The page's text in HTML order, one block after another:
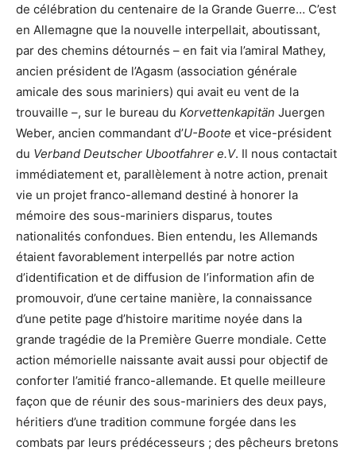
de célébration du centenaire de la Grande Guerre… C’est
en Allemagne que la nouvelle interpellait, aboutissant,
par des chemins détournés – en fait via l’amiral Mathey,
ancien président de l’Agasm (association générale
amicale des sous mariniers) qui avait eu vent de la
trouvaille –, sur le bureau du Korvettenkapitän Juergen
Weber, ancien commandant d’U-Boote et vice-président
du Verband Deutscher Ubootfahrer e.V. Il nous contactait
immédiatement et, parallèlement à notre action, prenait
vie un projet franco-allemand destiné à honorer la
mémoire des sous-mariniers disparus, toutes
nationalités confondues. Bien entendu, les Allemands
étaient favorablement interpellés par notre action
d’identification et de diffusion de l’information afin de
promouvoir, d’une certaine manière, la connaissance
d’une petite page d’histoire maritime noyée dans la
grande tragédie de la Première Guerre mondiale. Cette
action mémorielle naissante avait aussi pour objectif de
conforter l’amitié franco-allemande. Et quelle meilleure
façon que de réunir des sous-mariniers des deux pays,
héritiers d’une tradition commune forgée dans les
combats par leurs prédécesseurs ; des pêcheurs bretons